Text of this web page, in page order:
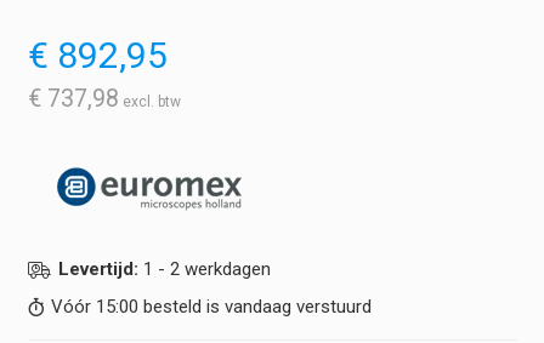
€ 892,95
€ 737,98
Levertijd: 1 - 2 werkdagen
Vóór 15:00 besteld is vandaag verstuurd